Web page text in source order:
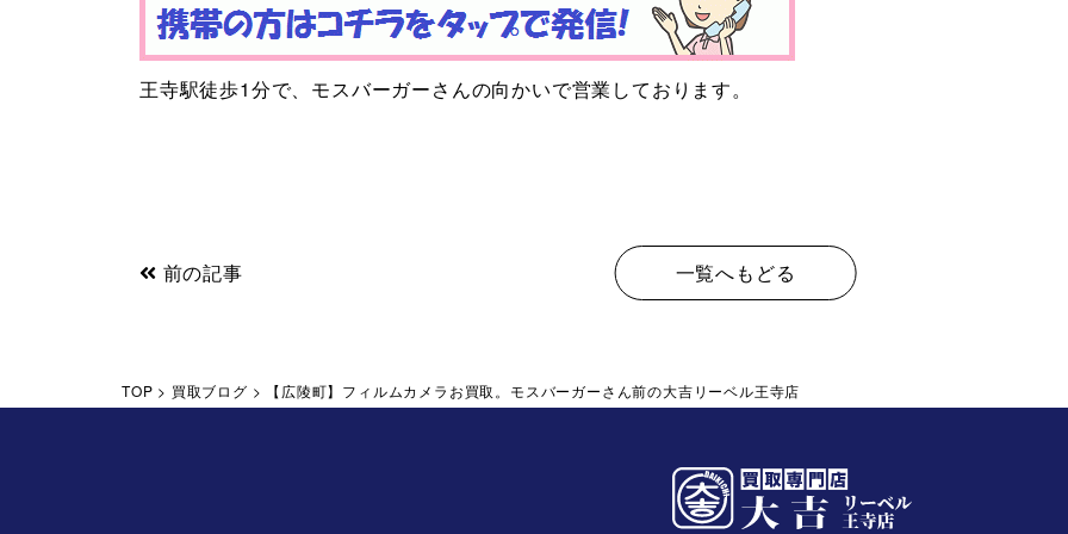
王寺駅徒歩1分で、モスバーガーさんの向かいで営業しております。
前の記事 一覧へもどる
TOP > 買取ブログ > 【広陵町】フィルムカメラお買取。モスバーガーさん前の大吉リーベル王寺店